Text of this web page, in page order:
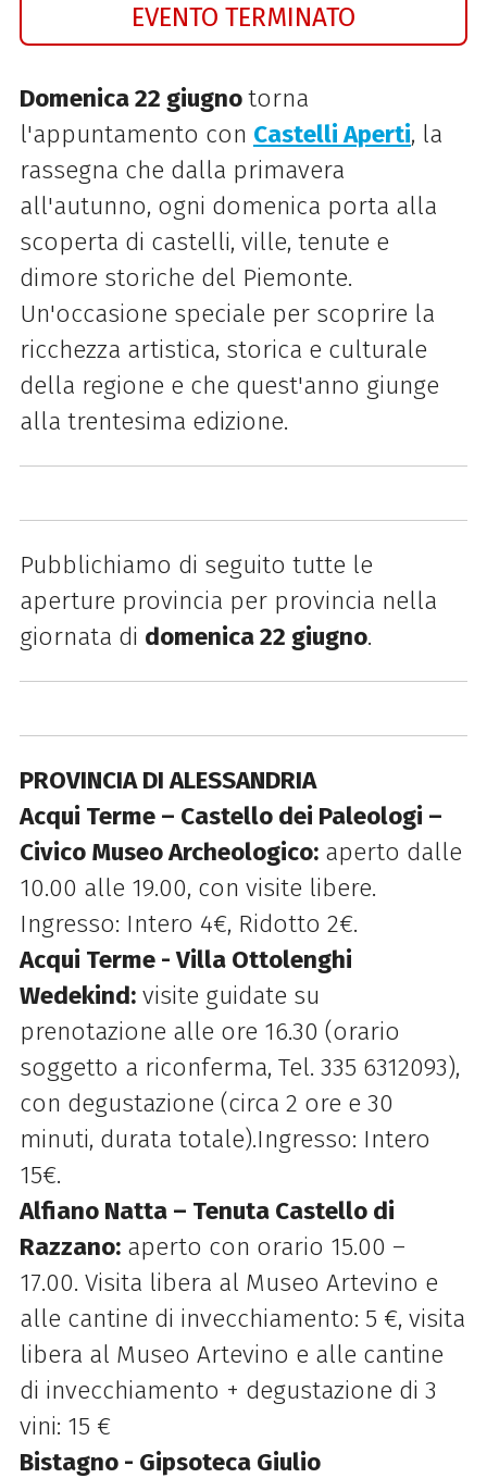
EVENTO TERMINATO
Domenica 22 giugnotorna
l'appuntamento con Castelli Aperti, la
rassegna che dalla primavera
all'autunno, ogni domenica porta alla
scoperta di castelli, ville, tenute e
dimore storiche del Piemonte.
Un'occasione speciale per scoprire la
ricchezza artistica, storica e culturale
della regione e che quest'anno giunge
alla trentesima edizione.
Pubblichiamo di seguito tutte le
aperture provincia per provincia nella
giornata di domenica 22 giugno.
PROVINCIA DI ALESSANDRIA
Acqui Terme – Castello dei Paleologi –
Civico Museo Archeologico: aperto dalle
10.00 alle 19.00, con visite libere.
Ingresso: Intero 4€, Ridotto 2€.
Acqui Terme - Villa Ottolenghi
Wedekind: visite guidate su
prenotazione alle ore 16.30 (orario
soggetto a riconferma, Tel. 335 6312093),
con degustazione (circa 2 ore e 30
minuti, durata totale).Ingresso: Intero
15€.
Alfiano Natta – Tenuta Castello di
Razzano: aperto con orario 15.00 –
17.00. Visita libera al Museo Artevino e
alle cantine di invecchiamento: 5 €, visita
libera al Museo Artevino e alle cantine
di invecchiamento + degustazione di 3
vini: 15 €
Bistagno - Gipsoteca Giulio